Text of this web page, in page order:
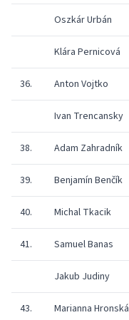
Oszkár Urbán
Klára Pernicová
36. Anton Vojtko
Ivan Trencansky
38. Adam Zahradník
39. Benjamín Benčík
40. Michal Tkacik
41. Samuel Banas
Jakub Judiny
43. Marianna Hronská